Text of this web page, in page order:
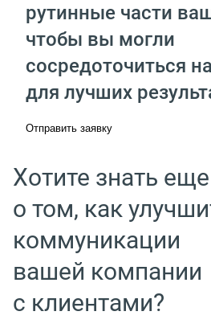
рутинные части
чтобы вы могли
сосредоточиться
для лучших
Отправить заявку
Хотите знать
о том, как
коммуникации
вашей компании
с клиентами?